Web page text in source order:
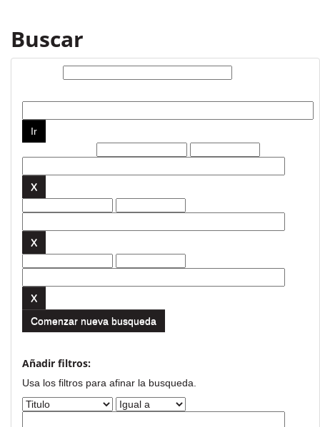
Buscar
Comenzar nueva busqueda
Añadir filtros:
Usa los filtros para afinar la busqueda.